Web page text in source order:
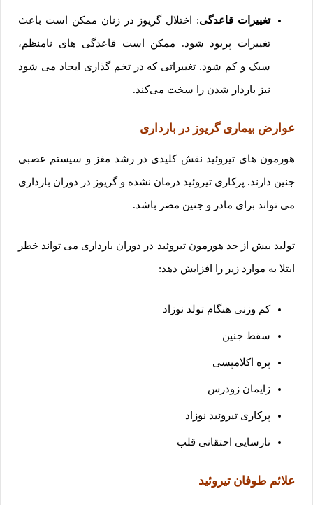
تغییرات قاعدگی: اختلال گریوز در زنان ممکن است باعث
تغییرات پریود شود. ممکن است قاعدگی های نامنظم،
سبک و کم شود. تغییراتی که در تخم گذاری ایجاد می شود
نیز باردار شدن را سخت می‌کند.
عوارض بیماری گریوز در بارداری
هورمون های تیروئید نقش کلیدی در رشد مغز و سیستم عصبی
جنین دارند. پرکاری تیروئید درمان نشده و گریوز در دوران بارداری
می تواند برای مادر و جنین مضر باشد.
تولید بیش از حد هورمون تیروئید در دوران بارداری می تواند خطر
ابتلا به موارد زیر را افزایش دهد:
کم وزنی هنگام تولد نوزاد
سقط جنین
پره اکلامپسی
زایمان زودرس
پرکاری تیروئید نوزاد
نارسایی احتقانی قلب
علائم طوفان تیروئید